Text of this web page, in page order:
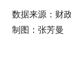
数据来源：财政
制图：张芳曼